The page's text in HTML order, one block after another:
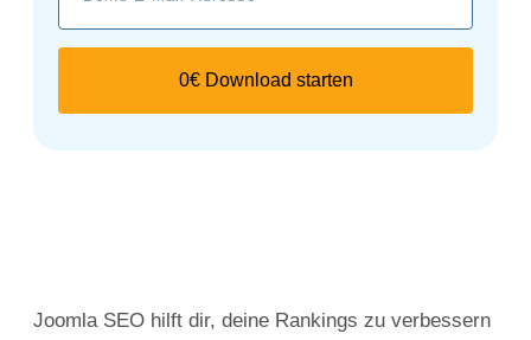
0€ Download starten
Joomla SEO hilft dir, deine Rankings zu verbessern